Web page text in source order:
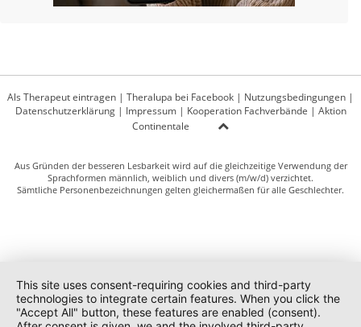
Als Therapeut eintragen | Theralupa bei Facebook | Nutzungsbedingungen |
Datenschutzerklärung| Impressum| Kooperation Fachverbände | Aktion
Continentale
Aus Gründen der besseren Lesbarkeit wird auf die gleichzeitige Verwendung der
Sprachformen männlich, weiblich und divers (m/w/d) verzichtet.
Sämtliche Personenbezeichnungen gelten gleichermaßen für alle Geschlechter.
This site uses consent-requiring cookies and third-party
technologies to integrate certain features. When you click the
"Accept All" button, these features are enabled (consent).